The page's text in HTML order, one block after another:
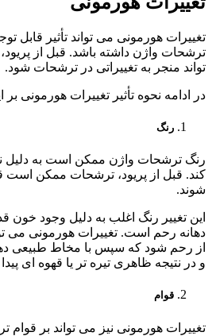
تغییرات هورمونی می تواند تأثیر قابل
ترشحات واژن داشته باشد. قبل از
تواند منجر به تغییراتی در ترشحات شود.
در ادامه نحوه تأثیر تغییرات هورمونی
رنگ
رنگ ترشحات واژن ممکن است به دلیل
کند. قبل از پریود، ترشحات ممکن است
شوند.
این تغییر رنگ اغلب به دلیل وجود خون
دهانه رحم است. تغییرات هورمونی می
از رحم شود که سپس با مخاط طبیعی
و در نتیجه ظاهری تیره تر یا قهوه ای
قوام
تغییرات هورمونی نیز می تواند بر قوام